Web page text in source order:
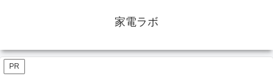
家電ラボ
PR